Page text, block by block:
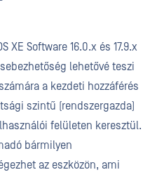
XE Software 16.0.x és 17.9.x
lehetővé teszi
a kezdeti hozzáférés
szintű (rendszergazda)
felületen keresztül.
bármilyen
az eszközön, ami